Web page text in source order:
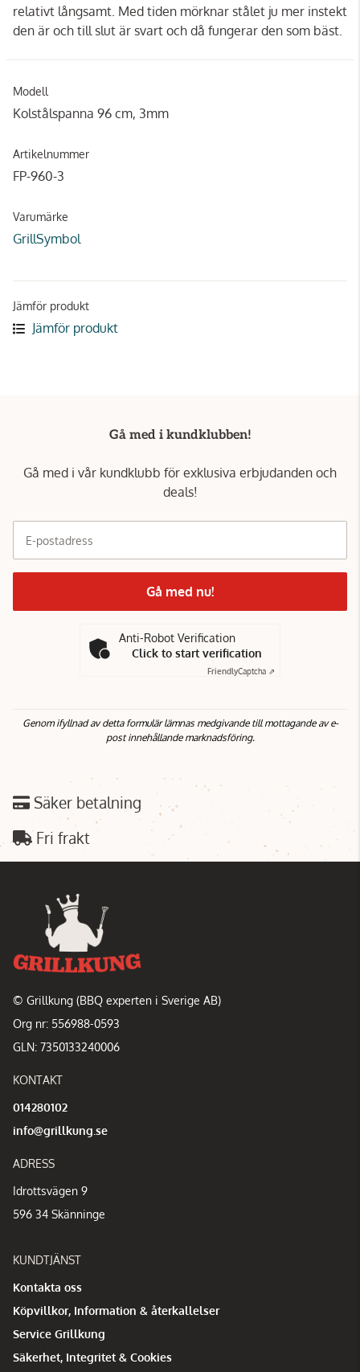
relativt långsamt. Med tiden mörknar stålet ju mer instekt
den är och till slut är svart och då fungerar den som bäst.
Modell
Kolstålspanna 96 cm, 3mm
Artikelnummer
FP-960-3
Varumärke
GrillSymbol
Jämför produkt
Jämför produkt
Gå med i kundklubben!
Gå med i vår kundklubb för exklusiva erbjudanden och
deals!
E-postadress
Gå med nu!
Anti-Robot Verification
Click to start verification
FriendlyCaptcha ⇗
Genom ifyllnad av detta formulär lämnas medgivande till mottagande av e-
post innehållande marknadsföring.
Säker betalning
Fri frakt
© Grillkung (BBQ experten i Sverige AB)
Org nr: 556988-0593
GLN: 7350133240006
KONTAKT
014280102
info@grillkung.se
ADRESS
Idrottsvägen 9
596 34 Skänninge
KUNDTJÄNST
Kontakta oss
Köpvillkor, Information & återkallelser
Service Grillkung
Säkerhet, Integritet & Cookies